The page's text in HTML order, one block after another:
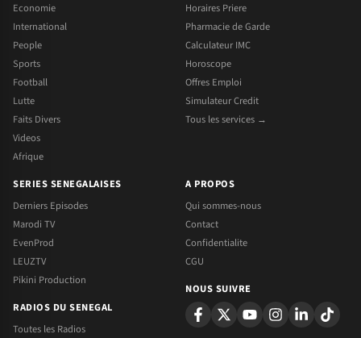
Economie
International
People
Sports
Football
Lutte
Faits Divers
Videos
Afrique
Horaires Priere
Pharmacie de Garde
Calculateur IMC
Horoscope
Offres Emploi
Simulateur Credit
Tous les services →
SERIES SENEGALAISES
Derniers Episodes
Marodi TV
EvenProd
LEUZTV
Pikini Production
RADIOS DU SENEGAL
Toutes les Radios
A PROPOS
Qui sommes-nous
Contact
Confidentialite
CGU
NOUS SUIVRE